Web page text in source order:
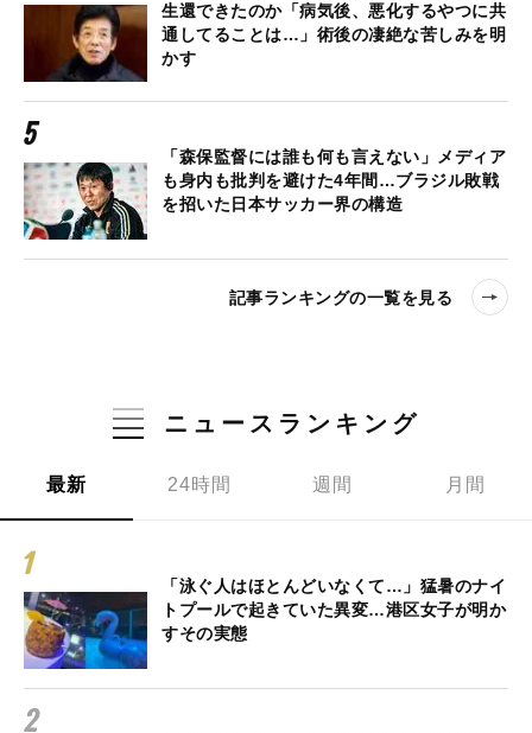
生還できたのか「病気後、悪化するやつに共
通してることは…」術後の凄絶な苦しみを明
かす
「森保監督には誰も何も言えない」メディア
も身内も批判を避けた4年間…ブラジル敗戦
を招いた日本サッカー界の構造
記事ランキングの一覧を見る
ニュースランキング
最新 24時間 週間 月間
「泳ぐ人はほとんどいなくて…」猛暑のナイ
トプールで起きていた異変…港区女子が明か
すその実態